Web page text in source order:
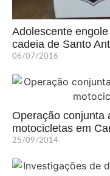
Adolescente
cadeia de Santo
06/07/2016
Operação conjunta
motocicletas em
25/09/2014